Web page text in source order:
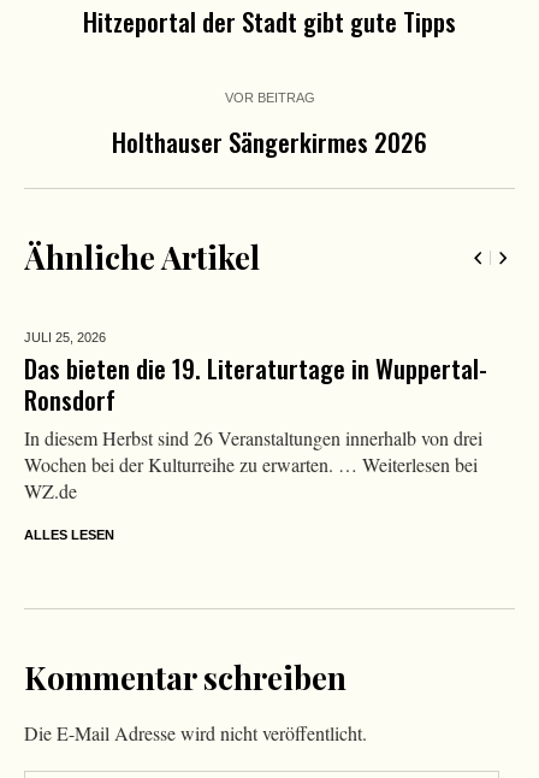
Hitzeportal der Stadt gibt gute Tipps
VOR BEITRAG
Holthauser Sängerkirmes 2026
Ähnliche Artikel
JULI 25, 2026
Das bieten die 19. Literaturtage in Wuppertal-
Ronsdorf
In diesem Herbst sind 26 Veranstaltungen innerhalb von drei
Wochen bei der Kulturreihe zu erwarten. … Weiterlesen bei
WZ.de
ALLES LESEN
Kommentar schreiben
Die E-Mail Adresse wird nicht veröffentlicht.